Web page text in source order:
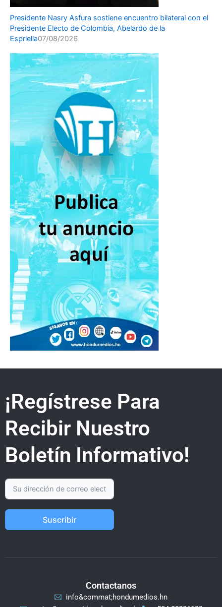
Presidente Nasry Asfura sostiene encuentro bilateral con el
Presidente Electo de Colombia, Abelardo de la
Espriella07/08/2026
¡Regístrese Para
Recibir Nuestro
Boletín Informativo!
Suscribir
Contactanos
info&commat;hondumedios.hn